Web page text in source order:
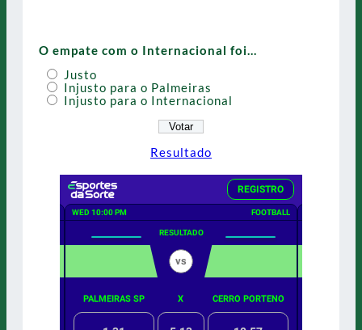
O empate com o Internacional foi…
Justo
Injusto para o Palmeiras
Injusto para o Internacional
Resultado